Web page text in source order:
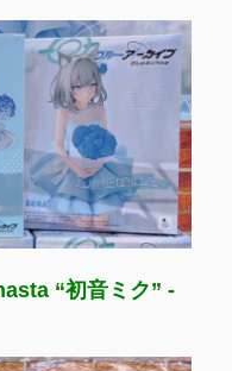
“初音ミク” -